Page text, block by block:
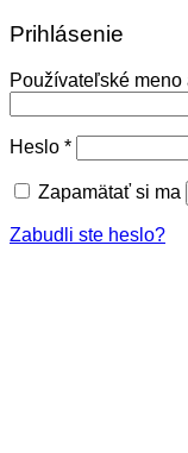
Prihlásenie
Používateľské
Heslo *Povinné
Zapamätať si ma
Zabudli ste heslo?